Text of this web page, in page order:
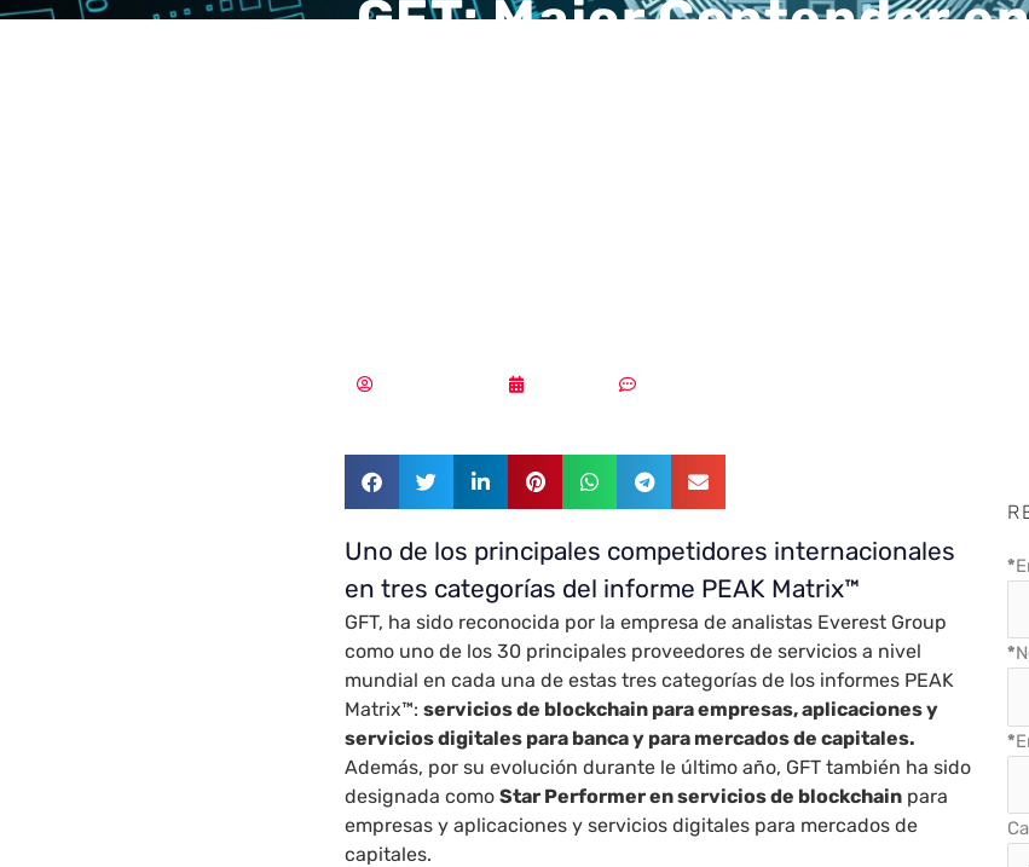
GFT: Major Contender
Uno de los principales competidores internacionales
en tres categorías del informe PEAK Matrix™
GFT, ha sido reconocida por la empresa de analistas Everest Group
como uno de los 30 principales proveedores de servicios a nivel
mundial en cada una de estas tres categorías de los informes PEAK
Matrix™:servicios de blockchain para empresas, aplicaciones y
servicios digitales para banca y para mercados de capitales.
Además, por su evolución durante le último año, GFT también ha sido
designada comoStar Performer en servicios de blockchain para
empresas y aplicaciones y servicios digitales para mercados de
capitales.
*
*
*